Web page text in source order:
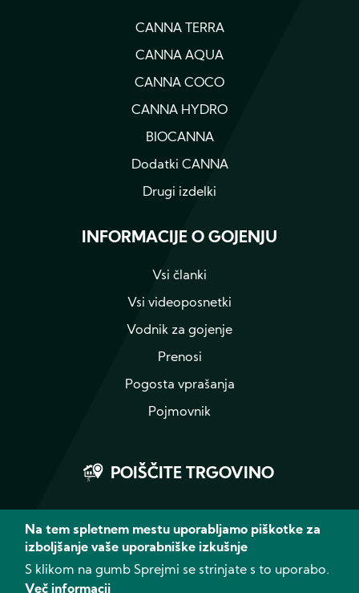
CANNA TERRA
CANNA AQUA
CANNA COCO
CANNA HYDRO
BIOCANNA
Dodatki CANNA
Drugi izdelki
INFORMACIJE O GOJENJU
Vsi članki
Vsi videoposnetki
Vodnik za gojenje
Prenosi
Pogosta vprašanja
Pojmovnik
POIŠČITE TRGOVINO
Instagram
YouTube
Na tem spletnem mestu uporabljamo piškotke za
izboljšanje vaše uporabniške izkušnje
S klikom na gumb Sprejmi se strinjate s to uporabo.
Več informacij